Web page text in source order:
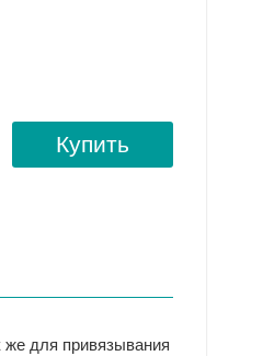
Купить
же для привязывания